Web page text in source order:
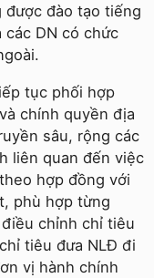
được đào tạo tiếng
các DN có chức
tục phối hợp
chính quyền địa
sâu, rộng các
liên quan đến việc
hợp đồng với
phù hợp từng
chỉnh chỉ tiêu
tiêu đưa NLĐ đi
vị hành chính